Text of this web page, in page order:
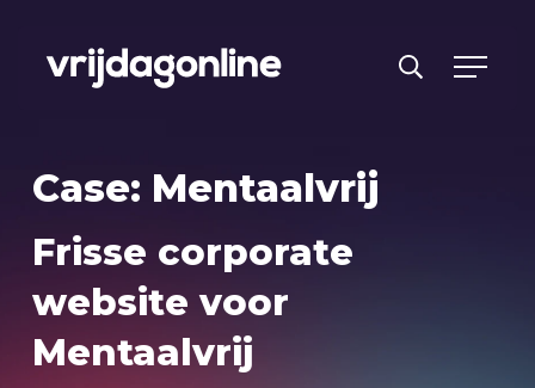
PRFT® werkwijze
Cases
Over ons
Case: Mentaalvrij
Frisse corporate
website voor
Mentaalvrij